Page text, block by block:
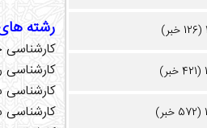
رشته
کارشناسی
کارشناسی
کارشناسی